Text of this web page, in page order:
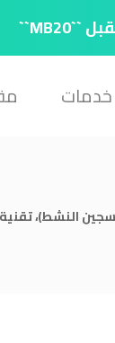
خدمات
النشط)،